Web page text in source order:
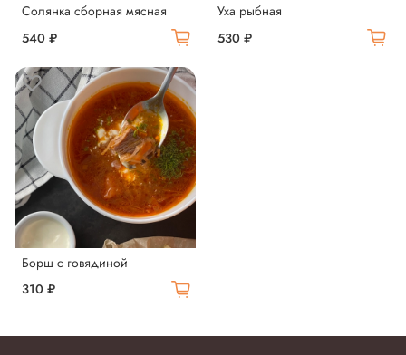
Солянка сборная мясная
540 ₽
Уха рыбная
530 ₽
Борщ с говядиной
310 ₽